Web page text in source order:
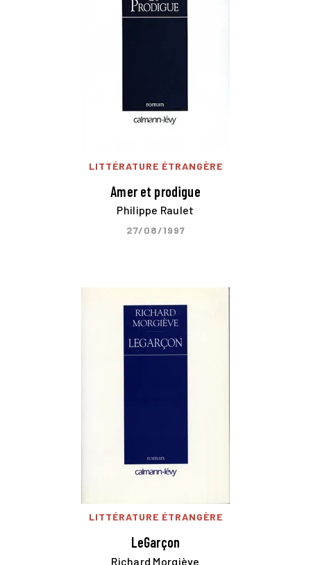
LITTÉRATURE ÉTRANGÈRE
Amer et prodigue
Philippe Raulet
27/08/1997
LITTÉRATURE ÉTRANGÈRE
LeGarçon
Richard Morgiève